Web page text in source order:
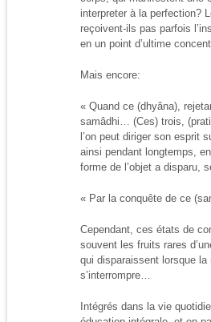
interpreter à la perfection?
reçoivent-ils pas parfois
en un point d’ultime
Mais encore:
« Quand ce (dhyâna),
samâdhi… (Ces) trois,
l’on peut diriger son esprit
ainsi pendant longtemps,
forme de l’objet a disparu,
« Par la conquête de ce
Cependant, ces états de
souvent les fruits rares
qui disparaissent lorsque
s’interrompre…
Intégrés dans la vie